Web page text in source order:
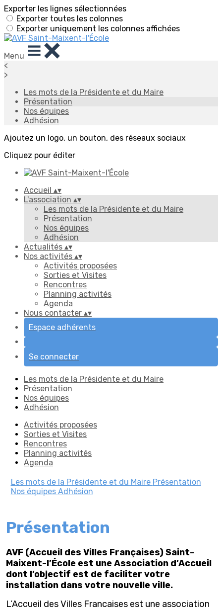
Exporter les lignes sélectionnées
Exporter toutes les colonnes
Exporter uniquement les colonnes affichées
Menu
<
>
Les mots de la Présidente et du Maire
Présentation
Nos équipes
Adhésion
Ajoutez un logo, un bouton, des réseaux sociaux
Cliquez pour éditer
Accueil ▴▾
L'association ▴▾
Les mots de la Présidente et du Maire
Présentation
Nos équipes
Adhésion
Actualités ▴▾
Nos activités ▴▾
Activités proposées
Sorties et Visites
Rencontres
Planning activités
Agenda
Nous contacter ▴▾
Espace adhérents
Se connecter
Les mots de la Présidente et du Maire
Présentation
Nos équipes
Adhésion
Activités proposées
Sorties et Visites
Rencontres
Planning activités
Agenda
Les mots de la Présidente et du Maire Présentation
Nos équipes Adhésion
Présentation
AVF (Accueil des Villes Françaises) Saint-
Maixent-l’École est une Association d’Accueil
dont l’objectif est de faciliter votre
installation dans votre nouvelle ville.
L’Accueil des Villes Françaises est une association